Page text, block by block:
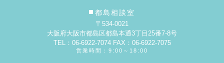
都島相談室
〒534-0021
大阪府大阪市都島区都島本通3丁目25番7-8号
TEL：06-6922-7074 FAX：06-6922-7075
営業時間：9:00～18:00